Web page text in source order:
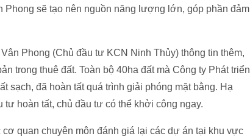
Phong sẽ tạo nên nguồn năng lượng lớn, góp phần đảm
Phong (Chủ đầu tư KCN Ninh Thủy) thông tin thêm,
trong thuê đất. Toàn bộ 40ha đất mà Công ty Phát triển
sạch, đã hoàn tất quá trình giải phóng mặt bằng. Hạ
hoàn tất, chủ đầu tư có thể khởi công ngay.
quan chuyên môn đánh giá lại các dự án tại khu vực